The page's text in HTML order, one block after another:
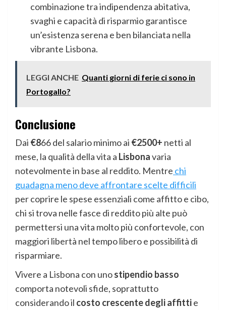
combinazione tra indipendenza abitativa,
svaghi e capacità di risparmio garantisce
un’esistenza serena e ben bilanciata nella
vibrante Lisbona.
LEGGI ANCHE Quanti giorni di ferie ci sono in
Portogallo?
Conclusione
Dai €866 del salario minimo ai €2500+ netti al
mese, la qualità della vita a Lisbonavaria
notevolmente in base al reddito. Mentre chi
guadagna meno deve affrontare scelte difficili
per coprire le spese essenziali come affitto e cibo,
chi si trova nelle fasce di reddito più alte può
permettersi una vita molto più confortevole, con
maggiori libertà nel tempo libero e possibilità di
risparmiare.
Vivere a Lisbona con unostipendio basso
comporta notevoli sfide, soprattutto
considerando il costo crescente degli affittie